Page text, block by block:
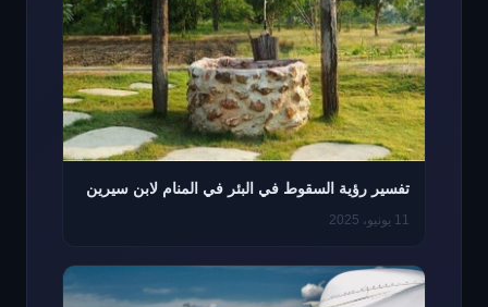
تفسير رؤية السقوط في البئر في المنام لابن سيرين
11 يونيو، 2025